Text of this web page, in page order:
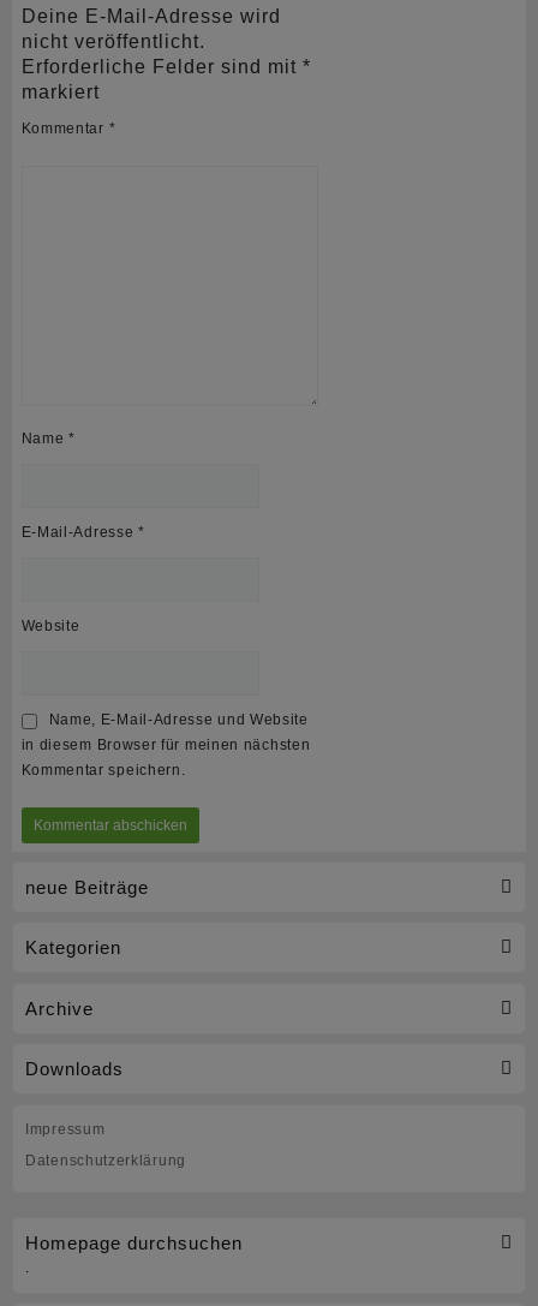
neue Beiträge
Kategorien
Archive
Downloads
Impressum
Datenschutzerklärung
Deine E-Mail-Adresse wird
nicht veröffentlicht.
Erforderliche Felder sind mit *
markiert
Kommentar *
Name *
E-Mail-Adresse *
Website
Name, E-Mail-Adresse und Website
in diesem Browser für meinen nächsten
Kommentar speichern.
Homepage durchsuchen